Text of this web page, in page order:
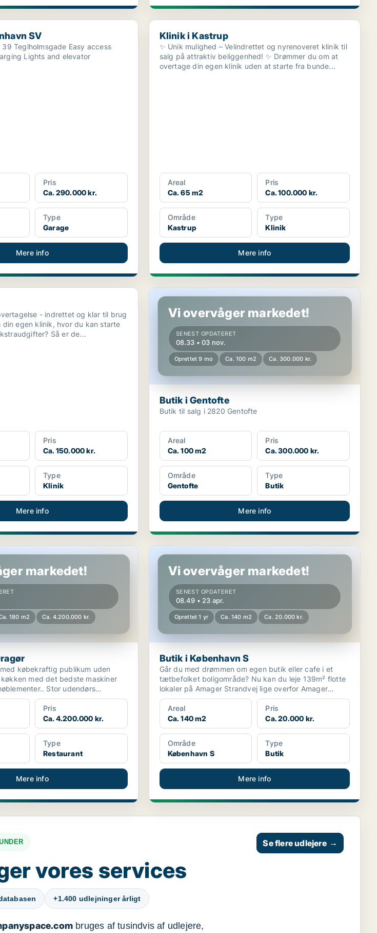
SV
SV
Easy access
Secure Electric charging Lights and elevator
Pris
Ca. 290.000 kr.
Type
Garage
Mere info
Klinik i Kastrup
Klinik i Kastrup
✨ Unik mulighed – Velindrettet og nyrenoveret klinik til
salg på attraktiv beliggenhed! ✨ Drømmer du om at
overtage din egen klinik uden at starte fra bunde...
Areal
Ca. 65 m2
Pris
Ca. 100.000 kr.
Område
Kastrup
Type
Klinik
Mere info
- indrettet og klar til brug
Så er de...
Pris
Ca. 150.000 kr.
Type
Klinik
Mere info
Butik i Gentofte
Vi overvåger markedet!
SENEST OPDATERET
08.33 • 03 nov.
Oprettet 9 mo Ca. 100 m2 Ca. 300.000 kr.
Butik i Gentofte
Butik til salg i 2820 Gentofte
Areal
Ca. 100 m2
Pris
Ca. 300.000 kr.
Område
Gentofte
Type
Butik
Mere info
markedet!
180 m2 Ca. 4.200.000 kr.
købekraftig publikum uden
med det bedste maskiner
Stor udendørs
Pris
Ca. 4.200.000 kr.
Type
Restaurant
Mere info
Butik i København S
Vi overvåger markedet!
SENEST OPDATERET
08.49 • 23 apr.
Oprettet 1 yr Ca. 140 m2 Ca. 20.000 kr.
Butik i København S
Går du med drømmen om egen butik eller cafe i et
tætbefolket boligområde? Nu kan du leje 139m² flotte
lokaler på Amager Strandvej lige overfor Amager
Stran...
Areal
Ca. 140 m2
Pris
Ca. 20.000 kr.
Område
København S
Type
Butik
Mere info
vores services
+1.400 udlejninger årligt
bruges af tusindvis af udlejere,
Se flere udlejere →